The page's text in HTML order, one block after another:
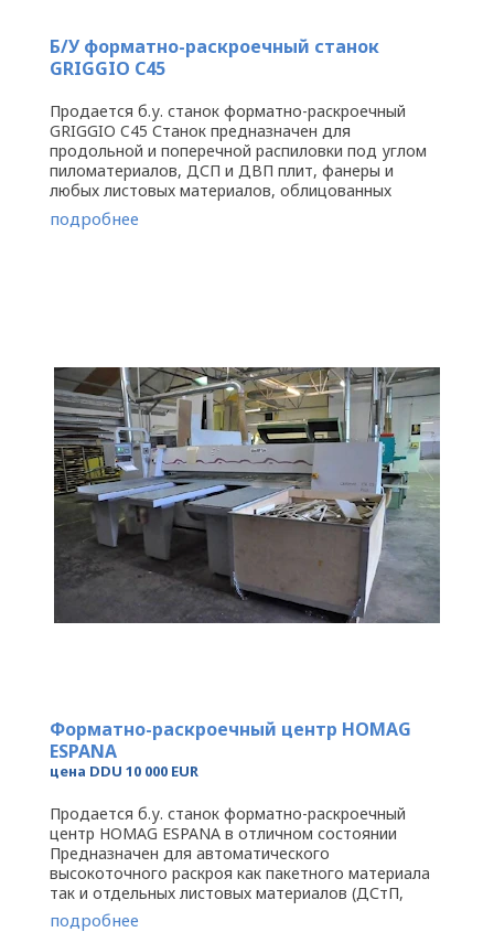
Б/У форматно-раскроечный станок
GRIGGIO C45
Продается б.у. станок форматно-раскроечный
GRIGGIO C45 Станок предназначен для
продольной и поперечной распиловки под углом
пиломатериалов, ДСП и ДВП плит, фанеры и
любых листовых материалов, облицованных
шпоном, ламинатом, пластиком, а также ...
подробнее
Форматно-раскроечный центр HOMAG
ESPANA
цена DDU 10 000 EUR
Продается б.у. станок форматно-раскроечный
центр HOMAG ESPANA в отличном состоянии
Предназначен для автоматического
высокоточного раскроя как пакетного материала
так и отдельных листовых материалов (ДСтП,
ДВП, МДФ, ламинированные плиты, пластик, ...
подробнее